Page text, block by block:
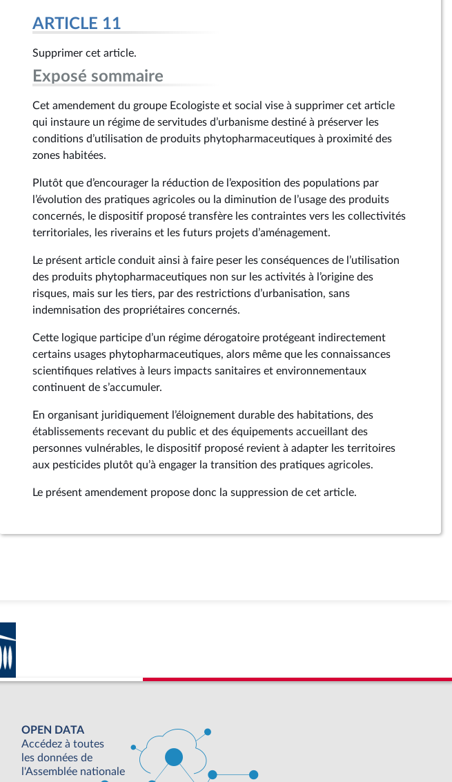
15 mai 2026
15 mai 2026
12 mai 2026
13 mai 2026
14 mai 2026
15 mai 2026
15 mai 2026
13 mai 2026
15 mai 2026
29 mai 2026
28 mai 2026
Date de dépôt
ARTICLE 11
Supprimer cet article.
Exposé sommaire
Cet amendement du groupe Ecologiste et social vise à supprimer cet article
qui instaure un régime de servitudes d’urbanisme destiné à préserver les
conditions d’utilisation de produits phytopharmaceutiques à proximité des
zones habitées.
Plutôt que d’encourager la réduction de l’exposition des populations par
l’évolution des pratiques agricoles ou la diminution de l’usage des produits
concernés, le dispositif proposé transfère les contraintes vers les collectivités
territoriales, les riverains et les futurs projets d’aménagement.
Le présent article conduit ainsi à faire peser les conséquences de l’utilisation
des produits phytopharmaceutiques non sur les activités à l’origine des
risques, mais sur les tiers, par des restrictions d’urbanisation, sans
indemnisation des propriétaires concernés.
Cette logique participe d’un régime dérogatoire protégeant indirectement
certains usages phytopharmaceutiques, alors même que les connaissances
scientifiques relatives à leurs impacts sanitaires et environnementaux
continuent de s’accumuler.
En organisant juridiquement l’éloignement durable des habitations, des
établissements recevant du public et des équipements accueillant des
personnes vulnérables, le dispositif proposé revient à adapter les territoires
aux pesticides plutôt qu’à engager la transition des pratiques agricoles.
Le présent amendement propose donc la suppression de cet article.
OPEN DATA
Accédez à toutes
les données de
l'Assemblée nationale